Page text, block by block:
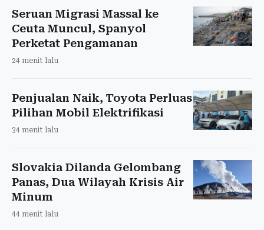
Seruan Migrasi Massal ke
Ceuta Muncul, Spanyol
Perketat Pengamanan
24 menit lalu
Penjualan Naik, Toyota Perluas
Pilihan Mobil Elektrifikasi
34 menit lalu
Slovakia Dilanda Gelombang
Panas, Dua Wilayah Krisis Air
Minum
44 menit lalu